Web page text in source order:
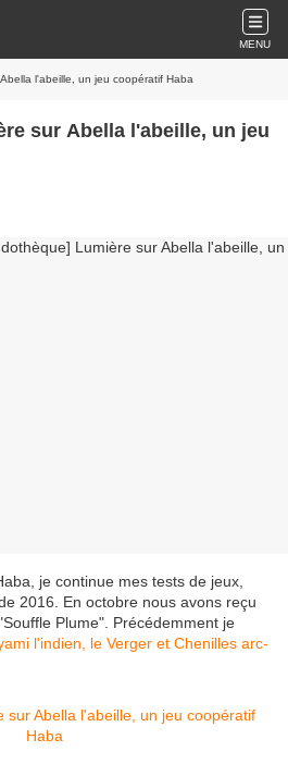
MENU
l'abeille, un jeu coopératif Haba
sur Abella l'abeille, un jeu
je continue mes tests de jeux,
2016. En octobre nous avons reçu
Plume". Précédemment je
l'indien, le Verger et Chenilles arc-